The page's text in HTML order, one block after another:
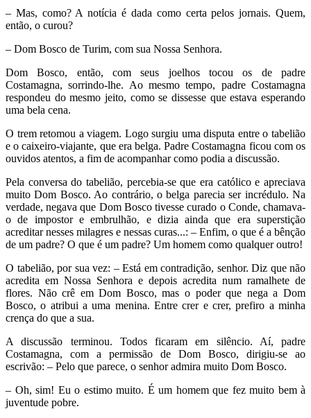
– Mas, como? A notícia é dada como certa pelos jornais. Quem,
então, o curou?
– Dom Bosco de Turim, com sua Nossa Senhora.
Dom Bosco, então, com seus joelhos tocou os de padre
Costamagna, sorrindo-lhe. Ao mesmo tempo, padre Costamagna
respondeu do mesmo jeito, como se dissesse que estava esperando
uma bela cena.
O trem retomou a viagem. Logo surgiu uma disputa entre o tabelião
e o caixeiro-viajante, que era belga. Padre Costamagna ficou com os
ouvidos atentos, a fim de acompanhar como podia a discussão.
Pela conversa do tabelião, percebia-se que era católico e apreciava
muito Dom Bosco. Ao contrário, o belga parecia ser incrédulo. Na
verdade, negava que Dom Bosco tivesse curado o Conde, chamava-
o de impostor e embrulhão, e dizia ainda que era superstição
acreditar nesses milagres e nessas curas...: – Enfim, o que é a bênção
de um padre? O que é um padre? Um homem como qualquer outro!
O tabelião, por sua vez: – Está em contradição, senhor. Diz que não
acredita em Nossa Senhora e depois acredita num ramalhete de
flores. Não crê em Dom Bosco, mas o poder que nega a Dom
Bosco, o atribui a uma menina. Entre crer e crer, prefiro a minha
crença do que a sua.
A discussão terminou. Todos ficaram em silêncio. Aí, padre
Costamagna, com a permissão de Dom Bosco, dirigiu-se ao
escrivão: – Pelo que parece, o senhor admira muito Dom Bosco.
– Oh, sim! Eu o estimo muito. É um homem que fez muito bem à
juventude pobre.